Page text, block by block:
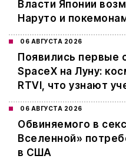
Власти Японии
Наруто и
06 АВГУСТА 2026
Появились первые
SpaceX на Луну:
RTVI, что узнают
06 АВГУСТА 2026
Обвиняемого в
Вселенной»
в США